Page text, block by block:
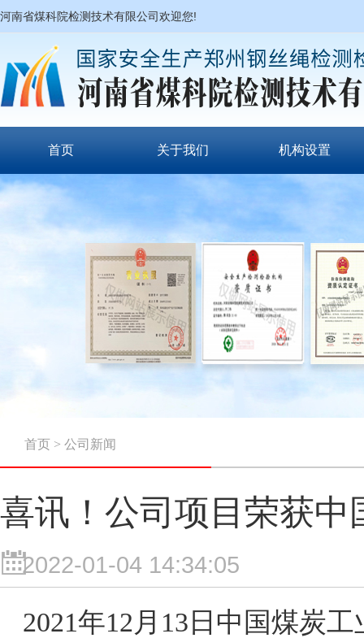
河南省煤科院检测技术有限公司欢迎您!
首页 关于我们 机构设置
首页 > 公司新闻
喜讯！公司项目荣获
2022-01-04 14:34:05
2021年12月13日中国煤炭